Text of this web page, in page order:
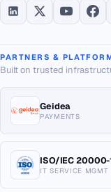
PARTNERS &
Built on trusted
Geidea
PAYMENTS
ISO/IEC 20000-
IT SERVICE MGMT